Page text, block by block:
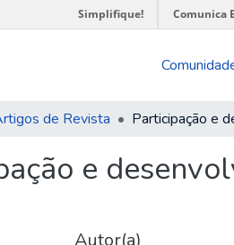
Simplifique! Comunica
de Revista
e
Autor(a)